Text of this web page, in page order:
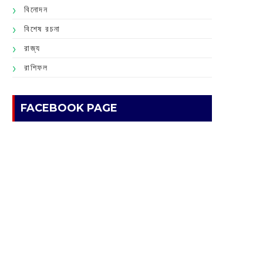
বিনোদন
বিশেষ রচনা
রাজ্য
রাশিফল
FACEBOOK PAGE